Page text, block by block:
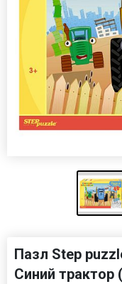
Пазл Step
Синий трактор